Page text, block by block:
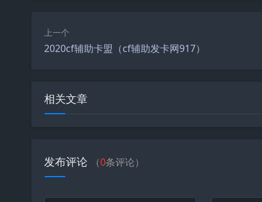
上一个
2020cf辅助卡盟（cf辅助发卡网917）
相关文章
发布评论 （0条评论）